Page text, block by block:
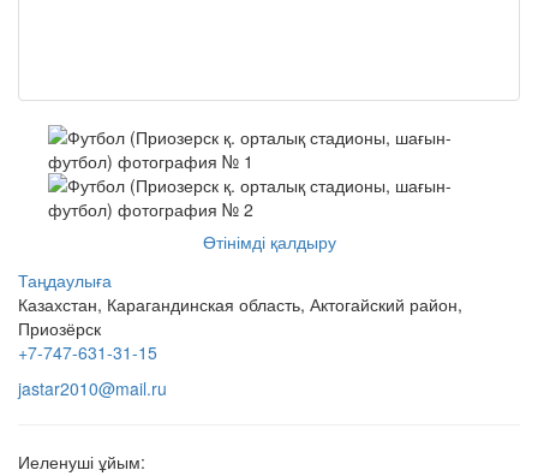
Өтінімді қалдыру
Таңдаулыға
Казахстан, Карагандинская область, Актогайский район,
Приозёрск
+7-747-631-31-15
jastar2010@mail.ru
Иеленуші ұйым: